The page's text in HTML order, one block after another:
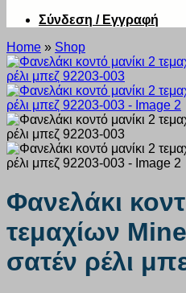
Σύνδεση / Εγγραφή
Home » Shop
Φανελάκι
τεμαχίων
σατέν ρέλι